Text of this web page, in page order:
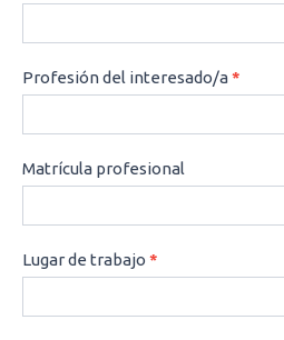
Profesión del interesado/a*
Matrícula profesional
Lugar de trabajo *